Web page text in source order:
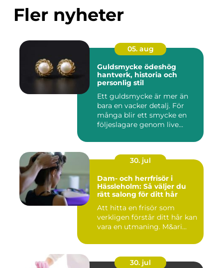
Fler nyheter
05. aug
Guldsmycke ödeshög
hantverk, historia och
personlig stil
Ett guldsmycke är mer än
bara en vacker detalj. För
många blir ett smycke en
följeslagare genom live...
30. jul
Dam- och herrfrisör i
Hässleholm: Så väljer du
rätt salong för ditt hår
Att hitta en frisör som
verkligen förstår ditt hår kan
vara en utmaning. M&ari...
30. jul